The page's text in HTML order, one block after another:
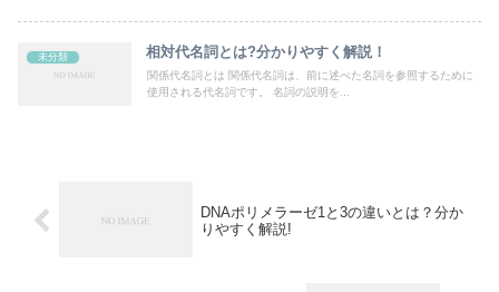
未分類 相対代名詞とは?分かりやすく解説！
関係代名詞とは 関係代名詞は、前に述べた名詞を参照するために
使用される代名詞です。 名詞の説明を...
DNAポリメラーゼ1と3の違いとは？分か
りやすく解説!